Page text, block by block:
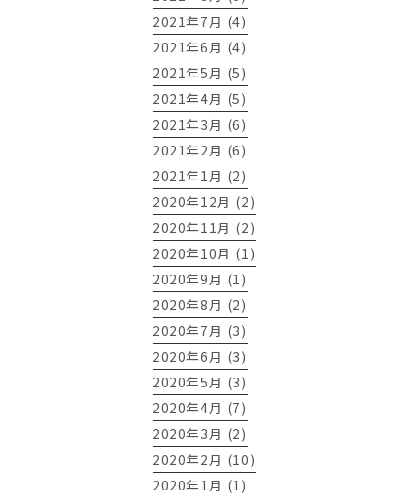
2021年7月 (4)
2021年6月 (4)
2021年5月 (5)
2021年4月 (5)
2021年3月 (6)
2021年2月 (6)
2021年1月 (2)
2020年12月 (2)
2020年11月 (2)
2020年10月 (1)
2020年9月 (1)
2020年8月 (2)
2020年7月 (3)
2020年6月 (3)
2020年5月 (3)
2020年4月 (7)
2020年3月 (2)
2020年2月 (10)
2020年1月 (1)